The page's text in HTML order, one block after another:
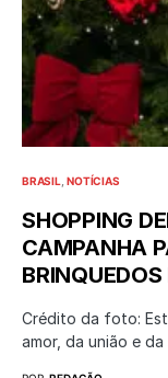
BRASIL NOTÍCIAS
SHOPPING
CAMPANHA
Crédito da foto:
amor, da união e